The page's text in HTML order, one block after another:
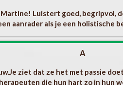
Luistert goed, begripvol,
aanrader als je een holistische
A
ziet dat ze het met passie
die hun hart zo in hun